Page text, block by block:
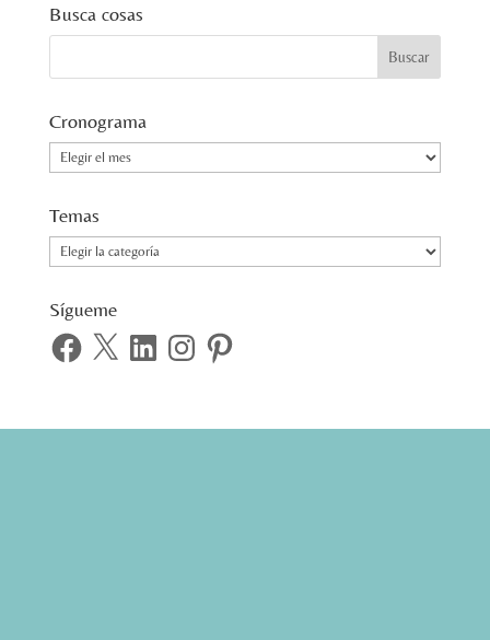
Busca cosas
Cronograma
Cronograma
Temas
Temas
Sígueme
Facebook
X LinkedInInstagramPinterest